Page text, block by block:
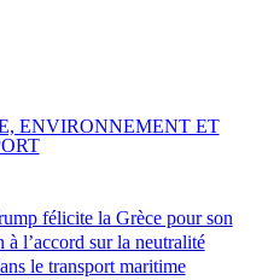
félicite la Grèce pour son
à l’accord sur la neutralité
le transport maritime
ENVIRONNEMENT ET